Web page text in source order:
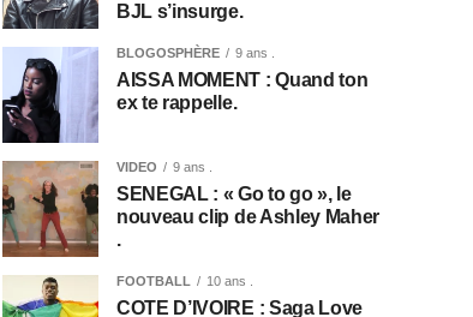
BJL s’insurge.
BLOGOSPHÈRE 9 ans .
AISSA MOMENT : Quand ton
ex te rappelle.
VIDEO 9 ans .
SENEGAL : « Go to go », le
nouveau clip de Ashley Maher
.
FOOTBALL 10 ans .
COTE D’IVOIRE : Saga Love